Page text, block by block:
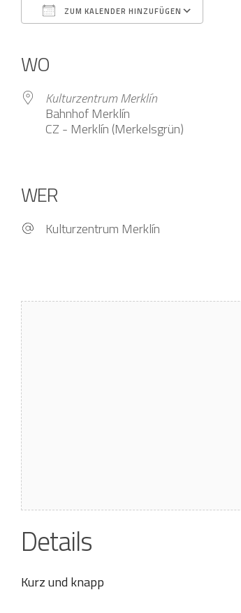
ZUM KALENDER HINZUFÜGEN
WO
Kulturzentrum Merklín
Bahnhof Merklín
CZ - Merklín (Merkelsgrün)
WER
Kulturzentrum Merklín
Details
Kurz und knapp